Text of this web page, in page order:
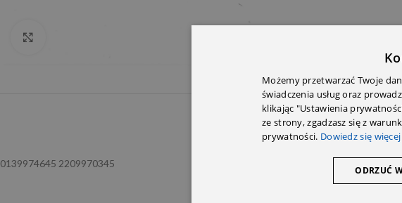
INFORMACJE
0139974645 2209970345
Możemy przetwarzać Twoje
świadczenia usług oraz
klikając "Ustawienia
ze strony, zgadzasz się z
prywatności. Dowiedz się więcej
ODRZUĆ